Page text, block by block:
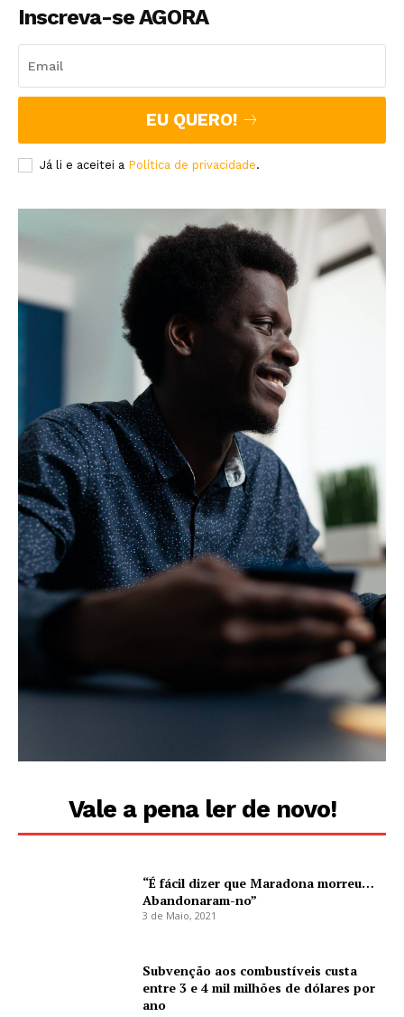
Inscreva-se AGORA
EU QUERO!
Já li e aceitei a Política de privacidade.
Vale a pena ler de novo!
“É fácil dizer que Maradona morreu…
Abandonaram-no”
3 de Maio, 2021
Subvenção aos combustíveis custa
entre 3 e 4 mil milhões de dólares por
ano